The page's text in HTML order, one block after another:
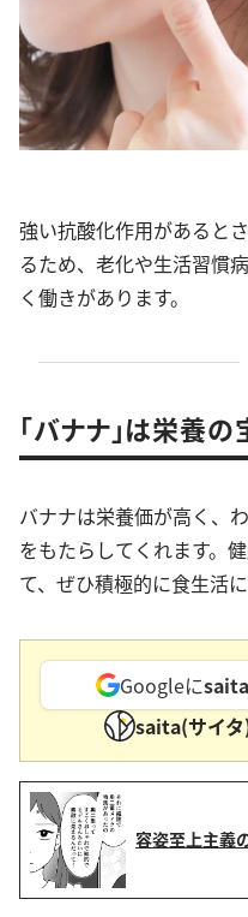
強い抗酸化作用があると
るため、老化や生活習慣
く働きがあります。
「バナナ」は栄養の
バナナは栄養価が高く、
をもたらしてくれます。
て、ぜひ積極的に食生活
Googleにsaita
saita(サイ
容姿至上主義